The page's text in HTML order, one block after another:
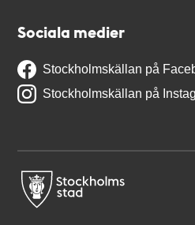
Sociala medier
Stockholmskällan på
Stockholmskällan på